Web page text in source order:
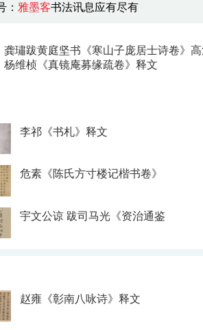
： 雅墨客书法讯息应有尽有
龚璛跋黄庭坚书《寒山子庞居士诗卷》
杨维桢《真镜庵募缘疏卷》释文
李祁《书札》释文
危素《陈氏方寸楼记楷书卷》
宇文公谅 跋司马光《资治通鉴
赵雍《彰南八咏诗》释文